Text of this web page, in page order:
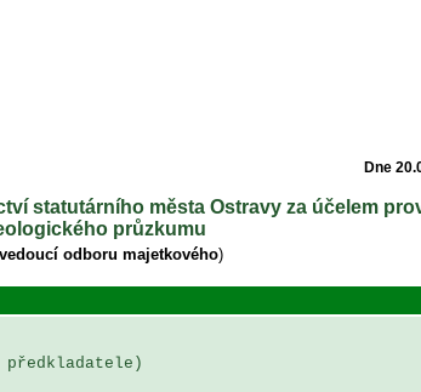
Dne
statutárního města Ostravy za účelem
průzkumu
odboru majetkového)